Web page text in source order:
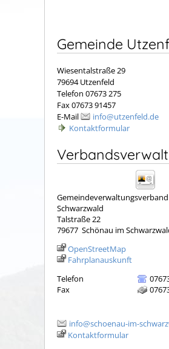
Gemeinde
Wiesentalstraße 29
79694 Utzenfeld
Telefon 07673 275
Fax 07673 91457
E-Mail
info@utzenfeld.de
Kontaktformular
Schwarzwald
Talstraße 22
79677 Schönau im
OpenStreetMap
Fahrplanauskunft
Telefon
Fax
info@schoenau-im-
Kontaktformular